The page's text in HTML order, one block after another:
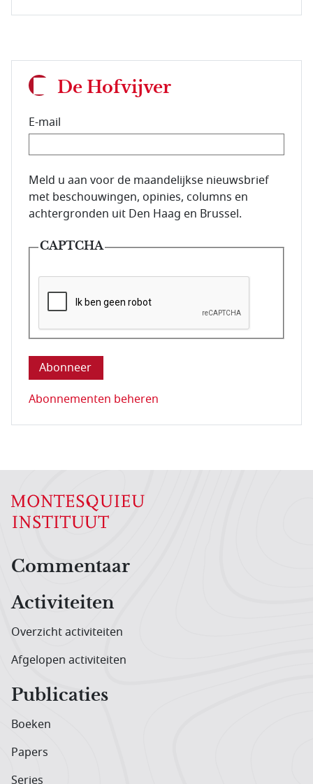
De Hofvijver
E-mail
E-mailadres van de abonnee.
Meld u aan voor de maandelijkse nieuwsbrief
met beschouwingen, opinies, columns en
achtergronden uit Den Haag en Brussel.
CAPTCHA
Deze vraag is om te controleren dat u een mens
Abonnementen beheren
Hoofdnavigatiemenu
Commentaar
Activiteiten
Overzicht activiteiten
Afgelopen activiteiten
Publicaties
Boeken
Papers
Series